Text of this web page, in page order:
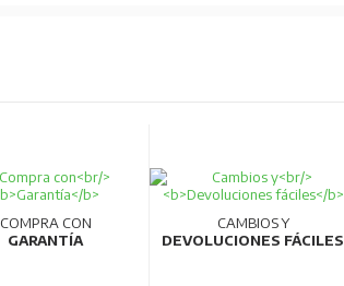
COMPRA CON
GARANTÍA
CAMBIOS Y
DEVOLUCIONES FÁCILES